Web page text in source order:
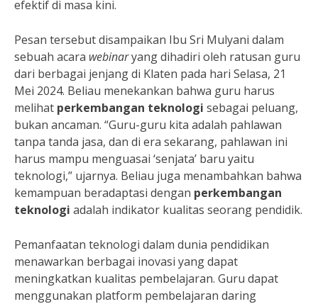
efektif di masa kini.
Pesan tersebut disampaikan Ibu Sri Mulyani dalam
sebuah acara webinaryang dihadiri oleh ratusan guru
dari berbagai jenjang di Klaten pada hari Selasa, 21
Mei 2024. Beliau menekankan bahwa guru harus
melihat perkembangan teknologi sebagai peluang,
bukan ancaman. “Guru-guru kita adalah pahlawan
tanpa tanda jasa, dan di era sekarang, pahlawan ini
harus mampu menguasai ‘senjata’ baru yaitu
teknologi,” ujarnya. Beliau juga menambahkan bahwa
kemampuan beradaptasi dengan perkembangan
teknologi adalah indikator kualitas seorang pendidik.
Pemanfaatan teknologi dalam dunia pendidikan
menawarkan berbagai inovasi yang dapat
meningkatkan kualitas pembelajaran. Guru dapat
menggunakan platform pembelajaran daring